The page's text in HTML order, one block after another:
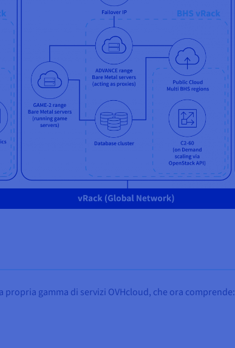
gamma di servizi OVHcloud, che ora comprende: